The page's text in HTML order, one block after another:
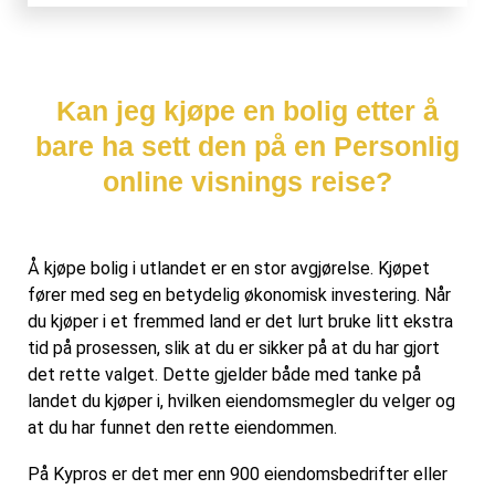
Kan jeg kjøpe en bolig etter å
bare ha sett den på en Personlig
online visnings reise?
Å kjøpe bolig i utlandet er en stor avgjørelse. Kjøpet
fører med seg en betydelig økonomisk investering. Når
du kjøper i et fremmed land er det lurt bruke litt ekstra
tid på prosessen, slik at du er sikker på at du har gjort
det rette valget. Dette gjelder både med tanke på
landet du kjøper i, hvilken eiendomsmegler du velger og
at du har funnet den rette eiendommen.
På Kypros er det mer enn 900 eiendomsbedrifter eller